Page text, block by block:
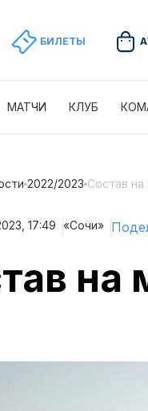
БИЛЕТЫ
МАТЧИ КЛУБ
2022/2023 Состав на
17:49 «Сочи»
на